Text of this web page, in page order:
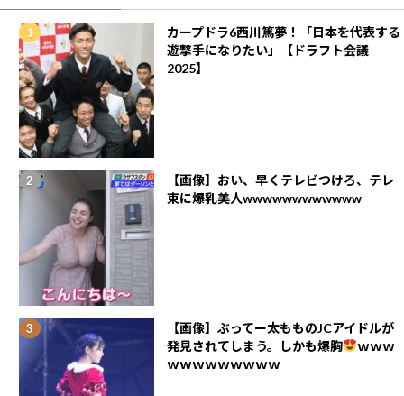
カープドラ6西川篤夢！「日本を代表する
遊撃手になりたい」【ドラフト会議
2025】
【画像】おい、早くテレビつけろ、テレ
東に爆乳美人wwwwwwwwwwww
【画像】ぶってー太もものJCアイドルが
発見されてしまう。しかも爆胸
ｗｗｗ
ｗｗｗｗｗｗｗｗｗ